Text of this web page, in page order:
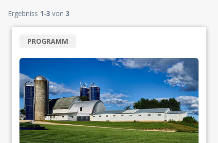
Ergebniss 1-3 von 3
PROGRAMM